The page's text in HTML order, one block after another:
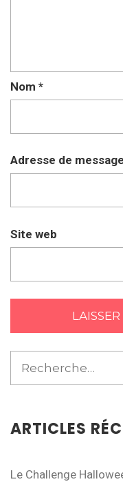
Nom *
Adresse de
Site web
ARTICLES
Le Challenge